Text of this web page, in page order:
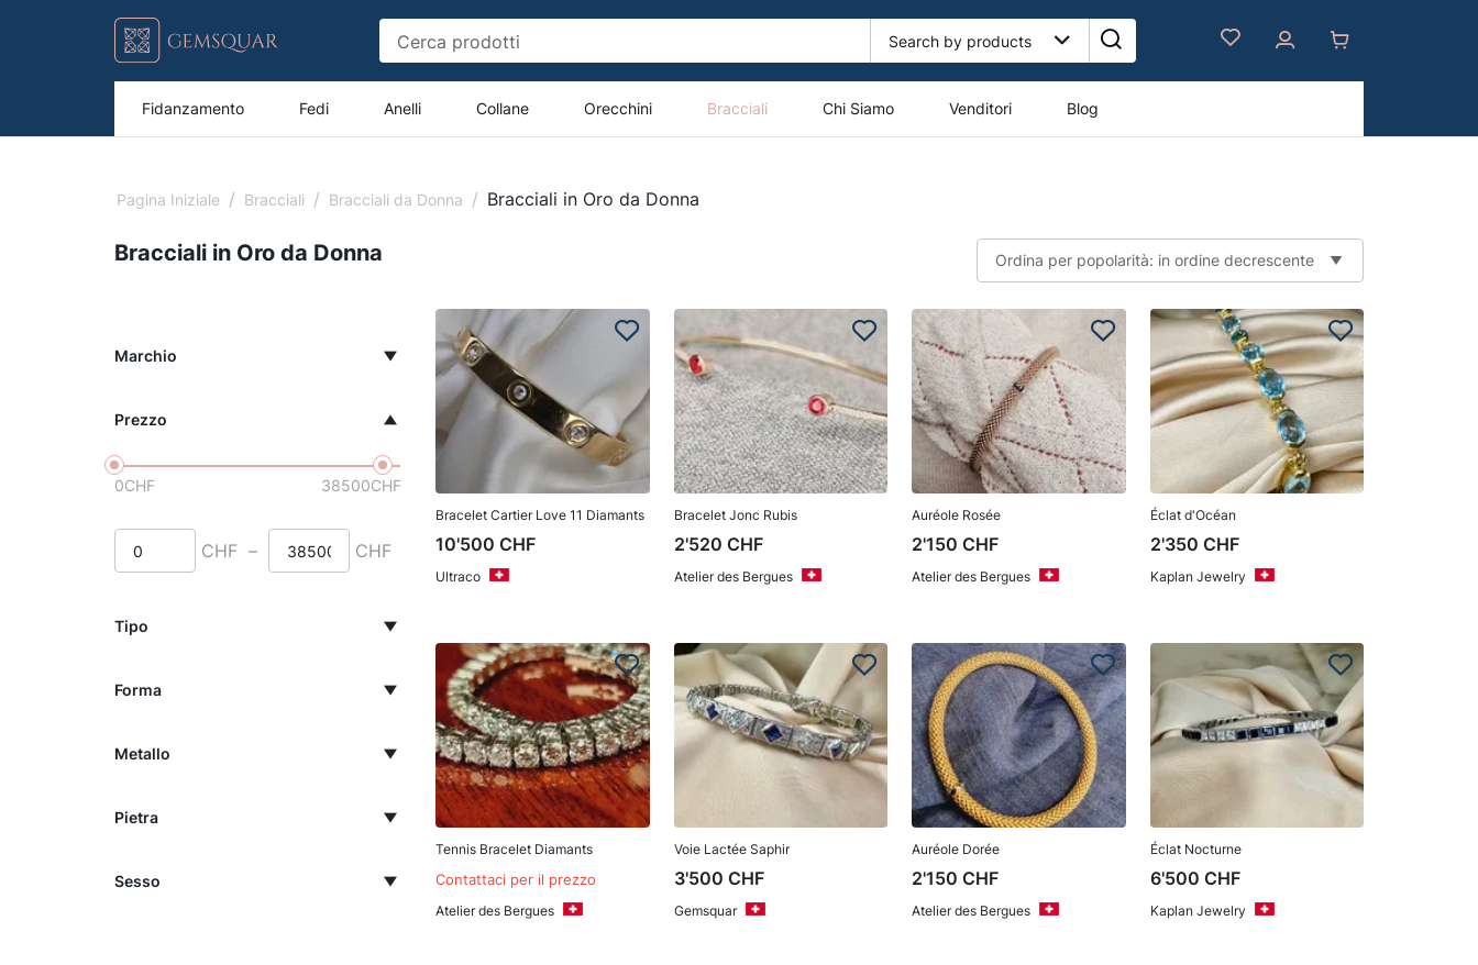
Fidanzamento Fedi Anelli Collane Orecchini Bracciali Chi Siamo Venditori Blog
Pagina Iniziale / Bracciali / Bracciali da Donna / Bracciali in Oro da Donna
Bracciali in Oro da Donna
Marchio
Prezzo
0CHF 38500CHF
CHF – CHF
Tipo
Forma
Metallo
Pietra
Sesso
Ordina per popolarità: in ordine decrescente
Bracelet Cartier Love 11 Diamants
10'500 CHF
Ultraco
Bracelet Jonc Rubis
2'520 CHF
Atelier des Bergues
Auréole Rosée
2'150 CHF
Atelier des Bergues
Éclat d'Océan
2'350 CHF
Kaplan Jewelry
Tennis Bracelet Diamants
Contattaci per il prezzo
Atelier des Bergues
Voie Lactée Saphir
3'500 CHF
Gemsquar
Auréole Dorée
2'150 CHF
Atelier des Bergues
Éclat Nocturne
6'500 CHF
Kaplan Jewelry